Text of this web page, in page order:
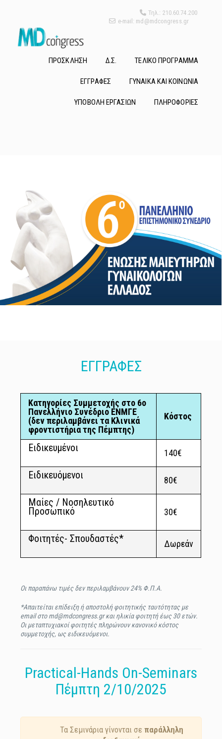
Τηλ.: 210.60.74.200
e-mail: md@mdcongress.gr
ΠΡΟΣΚΛΗΣΗ Δ.Σ. ΤΕΛΙΚΟ ΠΡΟΓΡΑΜΜΑ
ΕΓΓΡΑΦΕΣ ΓΥΝΑΙΚΑ ΚΑΙ ΚΟΙΝΩΝΙΑ
ΥΠΟΒΟΛΗ ΕΡΓΑΣΙΩΝ ΠΛΗΡΟΦΟΡΙΕΣ
ΕΓΓΡΑΦΕΣ
Κατηγορίες Συμμετοχής στο 6ο
Πανελλήνιο Συνέδριο ΕΝΜΓΕ
(δεν περιλαμβάνει τα Κλινικά
φροντιστήρια της Πέμπτης)
Κόστος
Ειδικευμένοι 140€
Ειδικευόμενοι 80€
Μαίες / Νοσηλευτικό
Προσωπικό 30€
Φοιτητές- Σπουδαστές* Δωρεάν
Οι παραπάνω τιμές δεν περιλαμβάνουν 24% Φ.Π.Α.
*Απαιτείται επίδειξη ή αποστολή φοιτητικής ταυτότητας με
email στοmd@mdcongress.grκαι ηλικία φοιτητή έως 30 ετών.
Οι μεταπτυχιακοί φοιτητές πληρώνουν κανονικό κόστος
συμμετοχής, ως ειδικευόμενοι.
Practical-Hands On-Seminars
Πέμπτη 2/10/2025
Τα Σεμινάρια γίνονται σε παράλληλη